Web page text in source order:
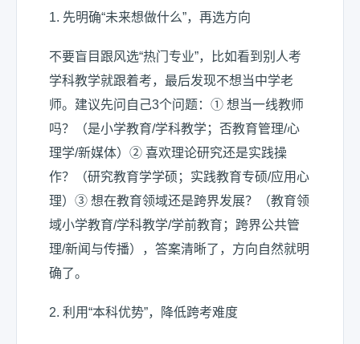
1. 先明确“未来想做什么”，再选方向
不要盲目跟风选“热门专业”，比如看到别人考
学科教学就跟着考，最后发现不想当中学老
师。建议先问自己3个问题：① 想当一线教师
吗？（是小学教育/学科教学；否教育管理/心
理学/新媒体）② 喜欢理论研究还是实践操
作？（研究教育学学硕；实践教育专硕/应用心
理）③ 想在教育领域还是跨界发展？（教育领
域小学教育/学科教学/学前教育；跨界公共管
理/新闻与传播），答案清晰了，方向自然就明
确了。
2. 利用“本科优势”，降低跨考难度